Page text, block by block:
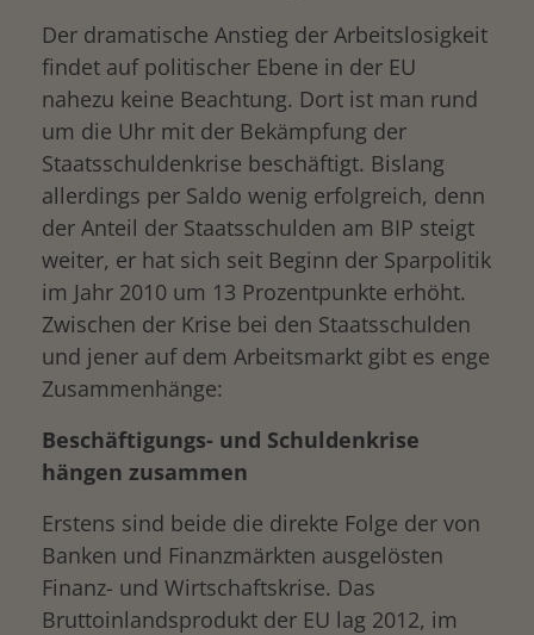
Der dramatische Anstieg der Arbeitslosigkeit
findet auf politischer Ebene in der EU
nahezu keine Beachtung. Dort ist man rund
um die Uhr mit der Bekämpfung der
Staatsschuldenkrise beschäftigt. Bislang
allerdings per Saldo wenig erfolgreich, denn
der Anteil der Staatsschulden am BIP steigt
weiter, er hat sich seit Beginn der Sparpolitik
im Jahr 2010 um 13 Prozentpunkte erhöht.
Zwischen der Krise bei den Staatsschulden
und jener auf dem Arbeitsmarkt gibt es enge
Zusammenhänge:
Beschäftigungs- und Schuldenkrise
hängen zusammen
Erstens sind beide die direkte Folge der von
Banken und Finanzmärkten ausgelösten
Finanz- und Wirtschaftskrise. Das
Bruttoinlandsprodukt der EU lag 2012, im
drucken